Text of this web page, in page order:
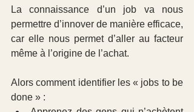
La connaissance d’un job va nous
permettre d’innover de manière efficace,
car elle nous permet d’aller au facteur
même à l’origine de l’achat.
Alors comment identifier les « jobs to be
done » :